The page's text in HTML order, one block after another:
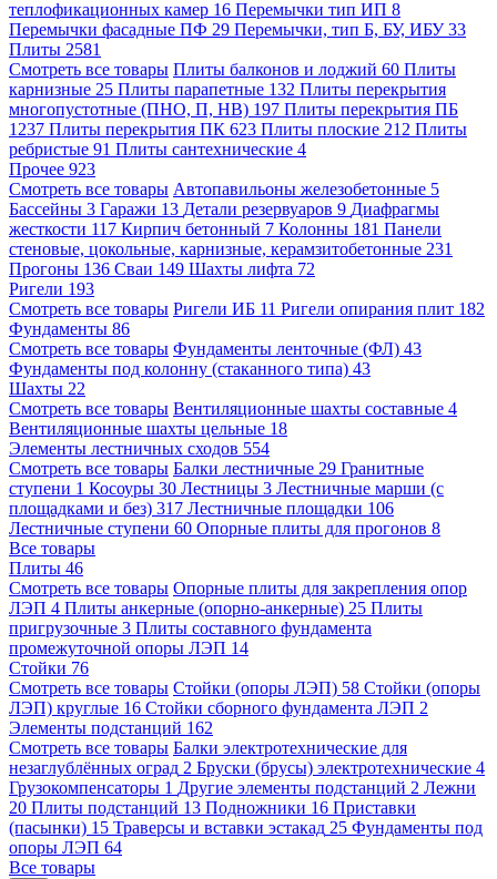
теплофикационных камер 16 Перемычки тип ИП 8
Перемычки фасадные ПФ 29 Перемычки, тип Б, БУ, ИБУ 33
Плиты 2581
Смотреть все товары Плиты балконов и лоджий 60 Плиты
карнизные 25 Плиты парапетные 132 Плиты перекрытия
многопустотные (ПНО, П, НВ) 197 Плиты перекрытия ПБ
1237 Плиты перекрытия ПК 623 Плиты плоские 212 Плиты
ребристые 91 Плиты сантехнические 4
Прочее 923
Смотреть все товары Автопавильоны железобетонные 5
Бассейны 3 Гаражи 13 Детали резервуаров 9 Диафрагмы
жесткости 117 Кирпич бетонный 7 Колонны 181 Панели
стеновые, цокольные, карнизные, керамзитобетонные 231
Прогоны 136 Сваи 149 Шахты лифта 72
Ригели 193
Смотреть все товары Ригели ИБ 11 Ригели опирания плит 182
Фундаменты 86
Смотреть все товары Фундаменты ленточные (ФЛ) 43
Фундаменты под колонну (стаканного типа) 43
Шахты 22
Смотреть все товары Вентиляционные шахты составные 4
Вентиляционные шахты цельные 18
Элементы лестничных сходов 554
Смотреть все товары Балки лестничные 29 Гранитные
ступени 1 Косоуры 30 Лестницы 3 Лестничные марши (с
площадками и без) 317 Лестничные площадки 106
Лестничные ступени 60 Опорные плиты для прогонов 8
Все товары
Плиты 46
Смотреть все товары Опорные плиты для закрепления опор
ЛЭП 4 Плиты анкерные (опорно-анкерные) 25 Плиты
пригрузочные 3 Плиты составного фундамента
промежуточной опоры ЛЭП 14
Стойки 76
Смотреть все товары Стойки (опоры ЛЭП) 58 Стойки (опоры
ЛЭП) круглые 16 Стойки сборного фундамента ЛЭП 2
Элементы подстанций 162
Смотреть все товары Балки электротехнические для
незаглублённых оград 2 Бруски (брусы) электротехнические 4
Грузокомпенсаторы 1 Другие элементы подстанций 2 Лежни
20 Плиты подстанций 13 Подножники 16 Приставки
(пасынки) 15 Траверсы и вставки эстакад 25 Фундаменты под
опоры ЛЭП 64
Все товары